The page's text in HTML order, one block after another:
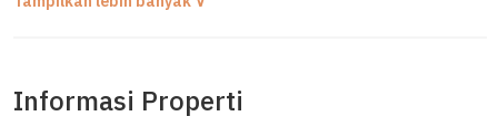
Rumah Lama 2 Lantai Akses Jalan Lebar dan Cocok untuk Komersial
FOR SALE / DIJUAL RUMAH LAMA
DHARMAWANGSA - KEBAYORAN BARU, JAKARTA SELATAN
Informasi Properti